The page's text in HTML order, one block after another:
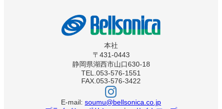
本社
〒431-0443
静岡県湖西市山口630-18
TEL.053-576-1551
FAX.053-576-3422
ベ
ル
ソ
E-mail: soumu@bellsonica.co.jp